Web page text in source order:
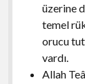
üzerine
temel
orucu
vardı.
Allah